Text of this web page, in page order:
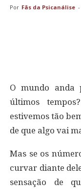
Por Fãs da Psicanálise -
O mundo anda
últimos
estivemos tão
de que algo vai
Mas se os
curvar diante
sensação de